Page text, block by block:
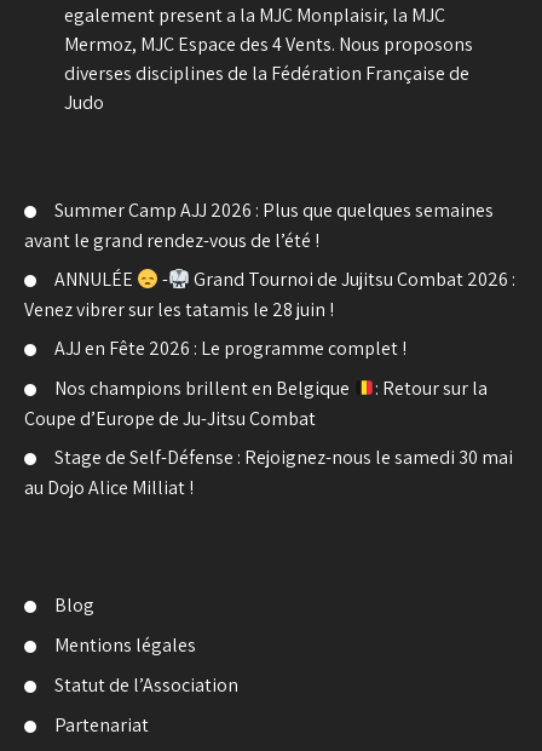
egalement present a la MJC Monplaisir, la MJC
Mermoz, MJC Espace des 4 Vents. Nous proposons
diverses disciplines de la Fédération Française de
Judo
Summer Camp AJJ 2026 : Plus que quelques semaines
avant le grand rendez-vous de l’été !
ANNULÉE
-
Grand Tournoi de Jujitsu Combat 2026 :
Venez vibrer sur les tatamis le 28 juin !
AJJ en Fête 2026 : Le programme complet !
Nos champions brillent en Belgique
: Retour sur la
Coupe d’Europe de Ju-Jitsu Combat
Stage de Self-Défense : Rejoignez-nous le samedi 30 mai
au Dojo Alice Milliat !
Blog
Mentions légales
Statut de l’Association
Partenariat